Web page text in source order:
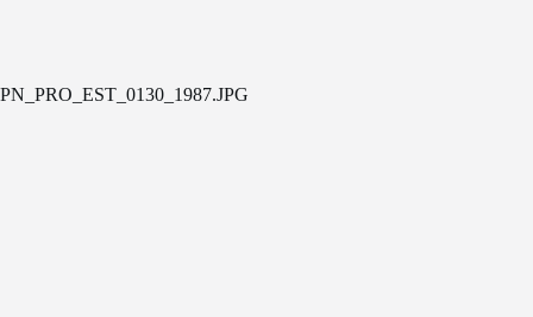
PN_PRO_EST_0130_1987.JPG